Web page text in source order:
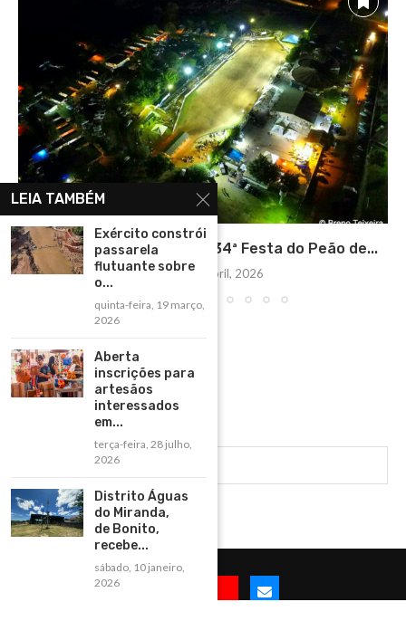
Bonito se prepara para a 34ª Festa do Peão de...
sábado, 11 abril, 2026
LEIA TAMBÉM
Exército constrói
passarela
flutuante sobre
o...
quinta-feira, 19 março,
2026
Aberta
inscrições para
artesãos
interessados
em...
terça-feira, 28 julho,
2026
Distrito Águas
do Miranda,
de Bonito,
recebe...
sábado, 10 janeiro,
2026